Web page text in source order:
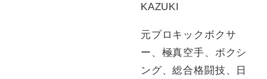
KAZUKI
元プロキックボクサ
ー、極真空手、ボクシ
ング、総合格闘技、日